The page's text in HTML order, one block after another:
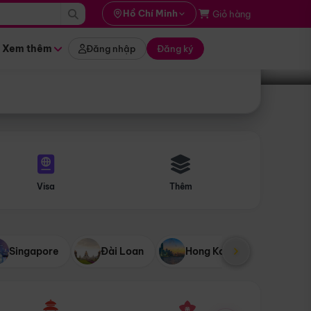
Hồ Chí Minh Giỏ hàng
Xem thêm Đăng nhập Đăng ký
Tìm tour
Visa Thêm
Singapore Đài Loan Hong Kong